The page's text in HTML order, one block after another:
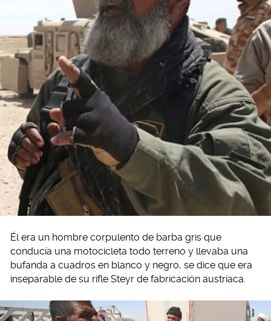
Él era un hombre corpulento de barba gris que
conducía una motocicleta todo terreno y llevaba una
bufanda a cuadros en blanco y negro, se dice que era
inseparable de su rifle Steyr de fabricación austríaca.